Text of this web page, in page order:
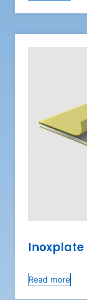
Inoxplate
Read more